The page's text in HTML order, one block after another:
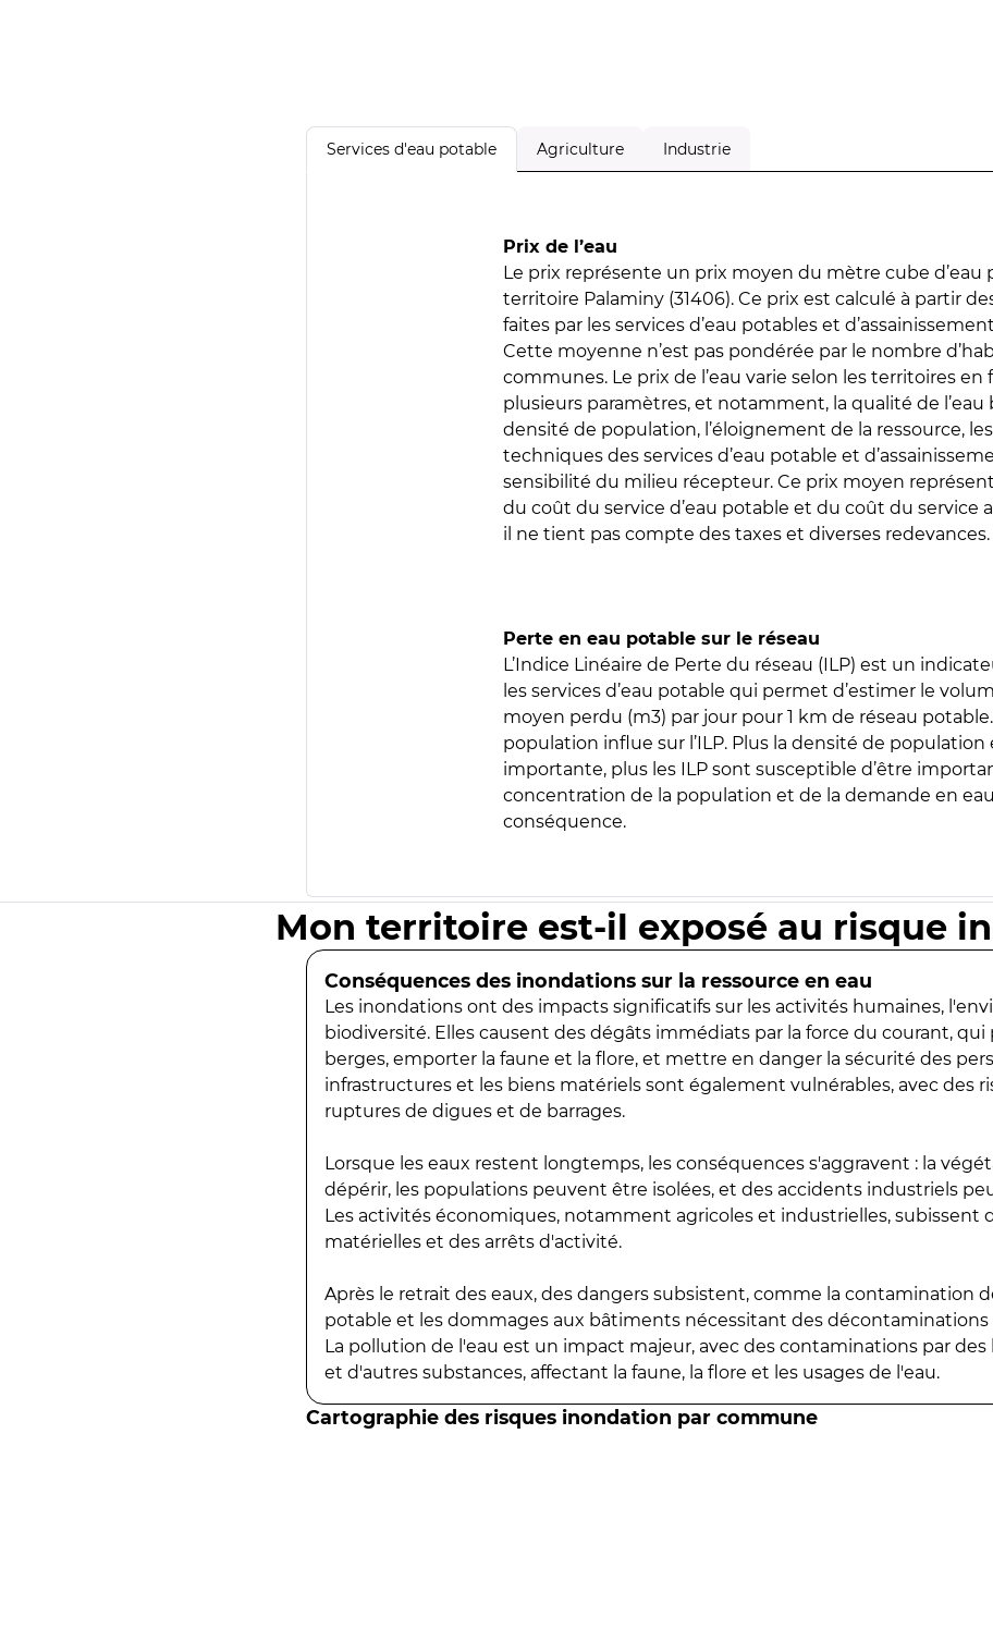
Services d'eau potable Agriculture Industrie
Prix de l’eau
Le prix représente un prix moyen du mètre cube d’eau
territoire Palaminy (31406). Ce prix est calculé à partir
faites par les services d’eau potables et
Cette moyenne n’est pas pondérée par le nombre
communes. Le prix de l’eau varie selon les territoires en
plusieurs paramètres, et notamment, la qualité de l’eau
densité de population, l’éloignement de la ressource,
techniques des services d’eau potable et
sensibilité du milieu récepteur. Ce prix moyen
du coût du service d’eau potable et du coût du service
il ne tient pas compte des taxes et diverses redevances.
Perte en eau potable sur le réseau
L’Indice Linéaire de Perte du réseau (ILP) est un
les services d’eau potable qui permet d’estimer le
moyen perdu (m3) par jour pour 1 km de réseau
population influe sur l’ILP. Plus la densité de population
importante, plus les ILP sont susceptible d’être
concentration de la population et de la demande en
conséquence.
Mon territoire est-il exposé au risque
Conséquences des inondations sur la ressource en eau
Les inondations ont des impacts significatifs sur les activités humaines,
biodiversité. Elles causent des dégâts immédiats par la force du courant, qui
berges, emporter la faune et la flore, et mettre en danger la sécurité des
infrastructures et les biens matériels sont également vulnérables, avec des
ruptures de digues et de barrages.
Lorsque les eaux restent longtemps, les conséquences s'aggravent : la
dépérir, les populations peuvent être isolées, et des accidents industriels
Les activités économiques, notamment agricoles et industrielles, subissent
matérielles et des arrêts d'activité.
Après le retrait des eaux, des dangers subsistent, comme la contamination
potable et les dommages aux bâtiments nécessitant des décontaminations
La pollution de l'eau est un impact majeur, avec des contaminations par des
et d'autres substances, affectant la faune, la flore et les usages de l'eau.
Cartographie des risques inondation par commune